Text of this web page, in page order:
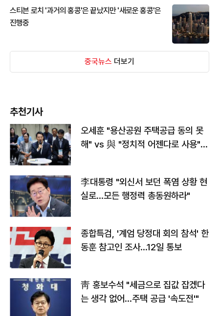
스티븐 로치 '과거의 홍콩'은 끝났지만 '새로운 홍콩'은
진행중
중국뉴스 더보기
추천기사
오세훈 "용산공원 주택공급 동의 못
해" vs 與 "정치적 어젠다로 사용"
李대통령 "외신서 보던 폭염 상황 현
실로…모든 행정력 총동원하라"
종합특검, '계엄 당정대 회의 참석' 한
동훈 참고인 조사...12일 통보
靑 홍보수석 "세금으로 집값 잡겠다
는 생각 없어…주택 공급 '속도전'"